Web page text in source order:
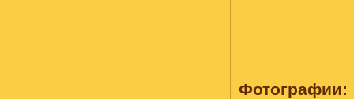
Фотографии: